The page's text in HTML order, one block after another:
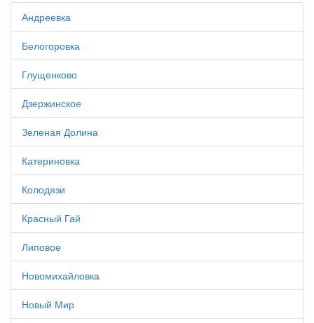
Андреевка
Белогоровка
Глущенково
Дзержинское
Зеленая Долина
Катериновка
Колодязи
Красный Гай
Липовое
Новомихайловка
Новый Мир